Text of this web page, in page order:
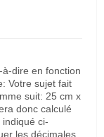
à-dire en fonction
Votre sujet fait
suit: 25 cm x
donc calculé
ci-
les décimales,